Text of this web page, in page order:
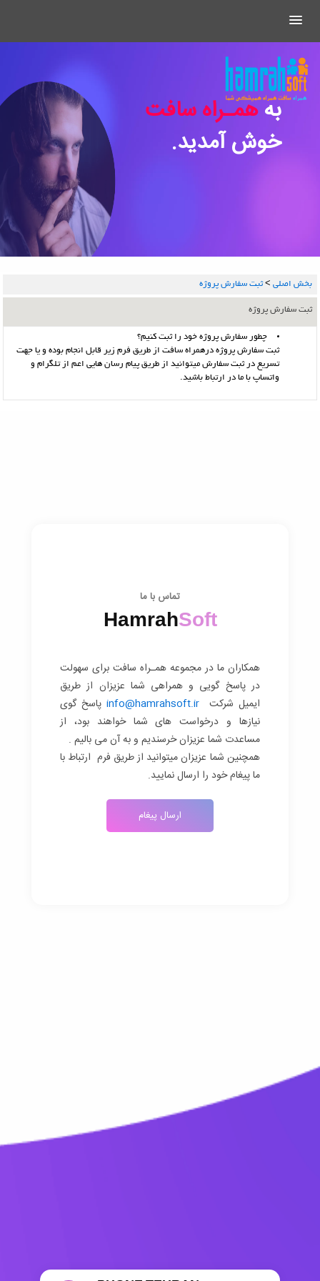
بههمـراه سافت
خوش آمدید.
بخش اصلي >ثبت سفارش پروژه
ثبت سفارش پروژه
چطور سفارش پروژه خود را ثبت کنیم؟
ثبت سفارش پروژه درهمراه سافت از طریق فرم زیر قابل انجام بوده و یا جهت
تسریع در ثبت سفارش میتوانید از طریق پیام رسان هایی اعم از تلگرام و
واتساپ با ما در ارتباط باشید.
تماس با ما
HamrahSoft
همکاران ما در مجموعه همـراه سافت برای سهولت
در پاسخ گویی و همراهی شما عزیزان از طریق
ایمیل شرکت info@hamrahsoft.ir پاسخ گوی
نیازها و درخواست های شما خواهند بود، از
مساعدت شما عزیزان خرسندیم و به آن می بالیم .
همچنین شما عزیزان میتوانید از طریق فرم ارتباط با
ما پیغام خود را ارسال نمایید.
ارسال پیغام